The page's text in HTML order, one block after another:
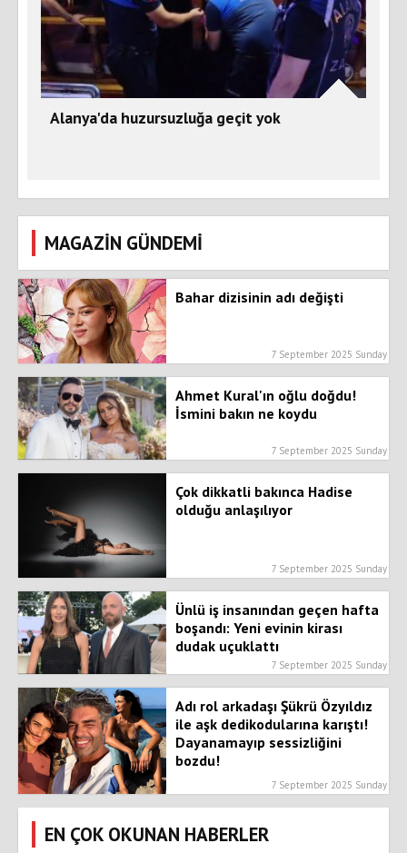
Alanya'da huzursuzluğa geçit yok
MAGAZİN GÜNDEMİ
Bahar dizisinin adı değişti
7 September 2025 Sunday
Ahmet Kural'ın oğlu doğdu!
İsmini bakın ne koydu
7 September 2025 Sunday
Çok dikkatli bakınca Hadise
olduğu anlaşılıyor
7 September 2025 Sunday
Ünlü iş insanından geçen hafta
boşandı: Yeni evinin kirası
dudak uçuklattı
7 September 2025 Sunday
Adı rol arkadaşı Şükrü Özyıldız
ile aşk dedikodularına karıştı!
Dayanamayıp sessizliğini
bozdu!
7 September 2025 Sunday
EN ÇOK OKUNAN HABERLER